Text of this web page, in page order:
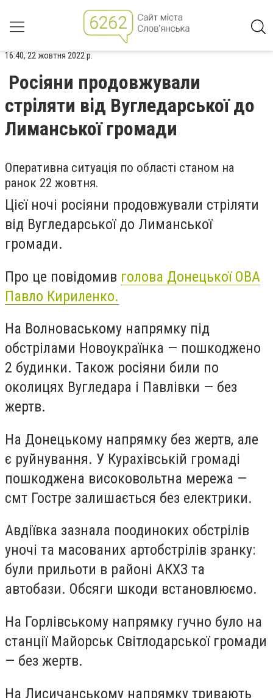
16:40, 22 жовтня 2022 р.
Росіяни продовжували
стріляти від Вугледарської до
Лиманської громади
Оперативна ситуація по області станом на
ранок 22 жовтня.
Цієї ночі росіяни продовжували стріляти
від Вугледарської до Лиманської
громади.
Про це повідомив голова Донецької ОВА
Павло Кириленко.
На Волноваському напрямку під
обстрілами Новоукраїнка — пошкоджено
2 будинки. Також росіяни били по
околицях Вугледара і Павлівки — без
жертв.
На Донецькому напрямку без жертв, але
є руйнування. У Курахівській громаді
пошкоджена високовольтна мережа —
смт Гостре залишається без електрики.
Авдіївка зазнала поодиноких обстрілів
уночі та масованих артобстрілів зранку:
були прильоти в районі АКХЗ та
автобази. Обсяги шкоди встановлюємо.
На Горлівському напрямку гучно було на
станції Майорськ Світлодарської громади
— без жертв.
На Лисичанському напрямку тривають